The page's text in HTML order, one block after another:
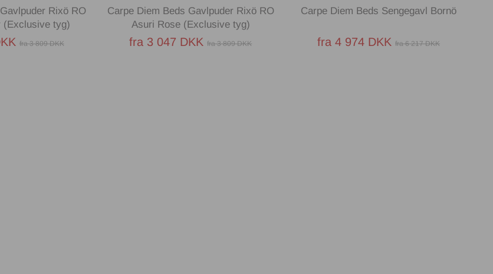
Rixö RO
(Exclusive tyg)
fra 3 809 DKK
Carpe Diem Beds Gavlpuder Rixö RO
Asuri Rose (Exclusive tyg)
fra 3 047 DKK fra 3 809 DKK
Carpe Diem Beds Sengegavl Bornö
fra 4 974 DKK fra 6 217 DKK